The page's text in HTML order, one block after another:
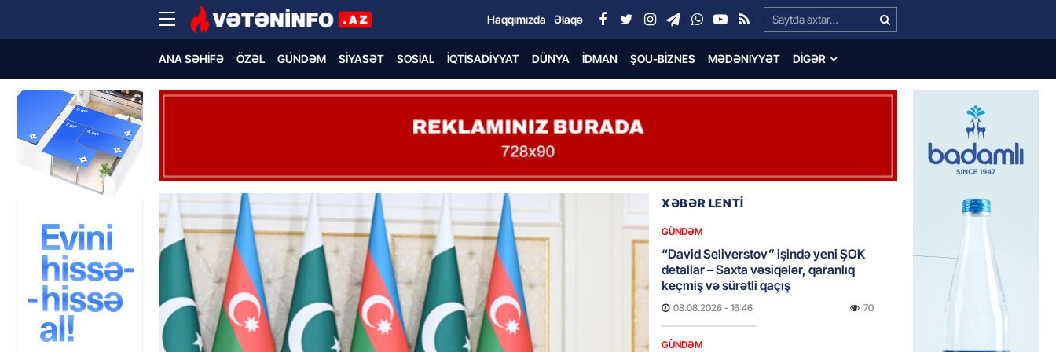
Search…
Haqqımızda Əlaqə
ANA SƏHIFƏ ÖZƏL GÜNDƏM SIYASƏT SOSIAL İQTISADIYYAT DÜNYA İDMAN ŞOU-BIZNES MƏDƏNIYYƏT DIGƏR
XƏBƏR LENTİ
GÜNDƏM
“David Seliverstov” işində yeni ŞOK
detallar – Saxta vəsiqələr, qaranlıq
keçmiş və sürətli qaçış
08.08.2026 - 16:46 70
GÜNDƏM